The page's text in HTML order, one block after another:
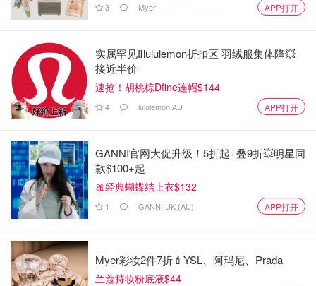
3 Myer APP打开
实属罕见‼️lululemon折扣区 羽绒服集体降💥
接近半价
速抢！胡桃棕Dfine连帽$144
4 lululemon AU APP打开
GANNI官网大促升级！5折起+叠9折💥明星同
款$100+起
🎀经典蝴蝶结上衣$132
1 GANNI UK (AU) APP打开
Myer彩妆2件7折💄YSL、阿玛尼、Prada
兰蔻持妆粉底液$44